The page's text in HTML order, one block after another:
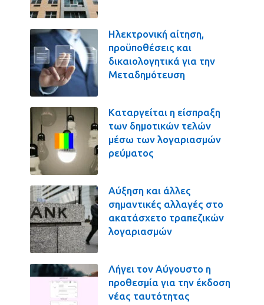
Ηλεκτρονική αίτηση,
προϋποθέσεις και
δικαιολογητικά για την
Μεταδημότευση
Καταργείται η είσπραξη
των δημοτικών τελών
μέσω των λογαριασμών
ρεύματος
Αύξηση και άλλες
σημαντικές αλλαγές στο
ακατάσχετο τραπεζικών
λογαριασμών
Λήγει τον Αύγουστο η
προθεσμία για την έκδοση
νέας ταυτότητας